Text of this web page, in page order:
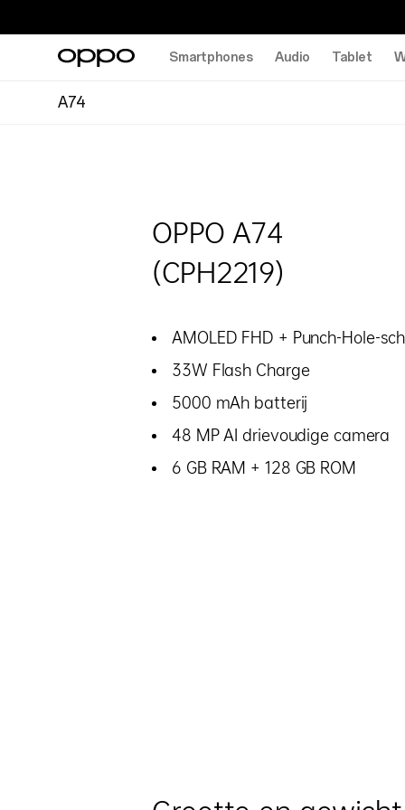
Smartphones Audio Tablet
A74
OPPO A74
(CPH2219)
AMOLED FHD + Punch-Hole-
33W Flash Charge
5000 mAh batterij
48 MP AI drievoudige camera
6 GB RAM + 128 GB ROM